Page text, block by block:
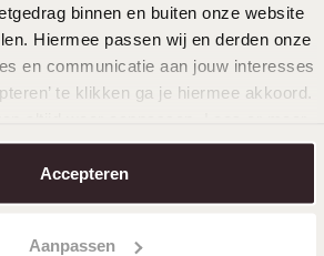
binnen en buiten onze website
Hiermee passen wij en derden onze
en communicatie aan jouw interesses
te klikken ga je hiermee akkoord.
.
Accepteren
Aanpassen